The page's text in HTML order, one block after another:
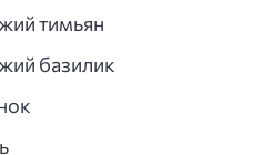
тимьян
базилик